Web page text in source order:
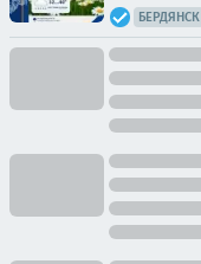
БЕРДЯНСК